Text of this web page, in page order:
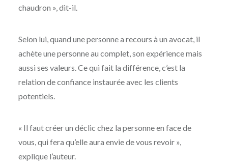
chaudron », dit-il.
Selon lui, quand une personne a recours à un avocat, il
achète une personne au complet, son expérience mais
aussi ses valeurs. Ce qui fait la différence, c’est la
relation de confiance instaurée avec les clients
potentiels.
« Il faut créer un déclic chez la personne en face de
vous, qui fera qu’elle aura envie de vous revoir »,
explique l’auteur.